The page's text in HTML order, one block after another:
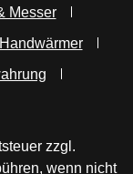
Messer
Handwärmer
zzgl.
wenn nicht